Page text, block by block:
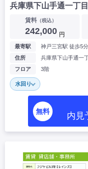
兵庫県下山手通一丁
賃料（税込）
242,000 円
最寄駅
神戸三宮駅 徒歩5分
住所
兵庫県下山手通一
フロア
3階
水回り
無料 内見